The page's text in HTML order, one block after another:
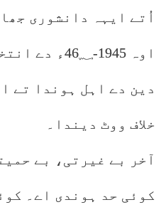
اُتے ایہہ دانشوری
اوہ 1945-
دین دے اہل ہوندا تے
خلاف ووٹ دیندا۔
آخر بے غیرتی، بے
کوئی حد ہوندی اے۔